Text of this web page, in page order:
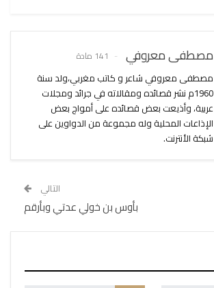
مصطفى معروفي 141 مادة
مصطفى معروفي شاعر و كاتب مغربي،ولد سنة
1960م نشر قصائده ومقالاته في جرائد ومجلات
عربية، وأذيعت بعض قصائده على أمواج بعض
الإذاعات المحلية وله مجموعة من الدواوين على
شبكة الأنترنت.
التالي
بأوس بن خولي عدتي وبأرقم